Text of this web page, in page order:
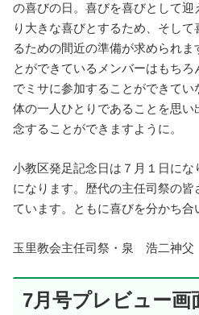
の喜びの日。喜びを喜びとして迎
り大きな喜びとするため、そし
るための間近の準備が求められま
とができているメンバーはもち
でミサに参加することができて
体の一人ひとりであることを思
念することができますように。
小教区発足記念日は７月１日にな
になります。歴代の主任司祭の
ています。ともに喜びを分かち合
玉里教会主任司祭・泉 浩二神父
7月号プレビュー画